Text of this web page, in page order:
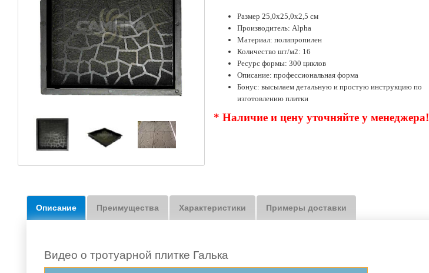
Размер 25,0х25,0х2,5 см
Производитель: Alpha
Материал: полипропилен
Количество шт/м2: 16
Ресурс формы: 300 циклов
Описание: профессиональная форма
Бонус: высылаем детальную и простую инструкцию по
изготовлению плитки
* Наличие и цену уточняйте у менеджера!
Описание Преимущества Характеристики Примеры доставки
Видео о тротуарной плитке Галька